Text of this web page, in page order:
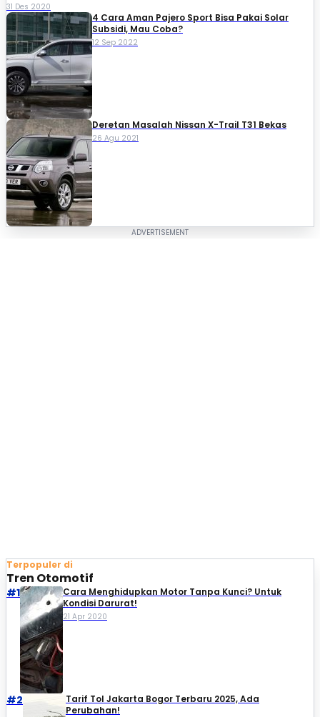
31 Des 2020
4 Cara Aman Pajero Sport Bisa Pakai Solar
Subsidi, Mau Coba?
12 Sep 2022
Deretan Masalah Nissan X-Trail T31 Bekas
26 Agu 2021
Terpopuler di
Tren Otomotif
#1
Cara Menghidupkan Motor Tanpa Kunci? Untuk
Kondisi Darurat!
21 Apr 2020
#2
Tarif Tol Jakarta Bogor Terbaru 2025, Ada
Perubahan!